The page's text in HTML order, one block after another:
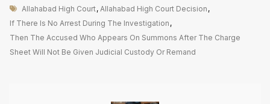
विवेचना
के
दौरान
Arrest
Tags
Allahabad High Court, Allahabad High Court Decision ,
If There Is No Arrest During The Investigation ,
Then The Accused Who Appears On Summons After The Charge
Sheet Will Not Be Given Judicial Custody Or Remand